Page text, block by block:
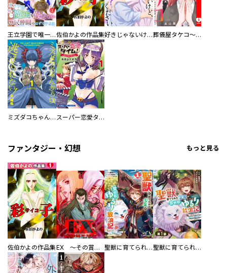
王立学園で唯一魔法が使えない庶民仲間のはずですよね～実は王子様で私を溺愛しているなんて告白はやめてください～佐伯かよの作品集 好きじゃないけど、抱いてください【電子単行本版／特典おまけ付き】 葬儀屋タケコ～あなたの最期、叶えます【電子単行本版】
ミズダコちゃんからは逃げられない！ スーパー恋愛タイム！～現場でドＳな彼女は自宅でデレる～
ファンタジー・幻想 もっと見る
佐伯かよの作品集 EX ～その賞金稼ぎは、世界の出口を探す～【単行本版】 聖獣に育てられた少年の異世界ゆるり放浪記～神様からもらったチート魔法で、仲間たちとスローライフを満喫中～ 聖獣に育てられた少年の異世界ゆるり放浪記～神様からもらったチート魔法で、仲間たちとスローライフを満喫中～【分冊版】